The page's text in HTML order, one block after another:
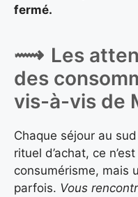
fermé.
Les
des
vis-à-vis de
Chaque séjour au
rituel d’achat, ce
consumérisme, mais
parfois. Vous